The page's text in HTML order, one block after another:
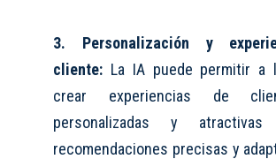
3. Personalización y
cliente: La IA puede permitir a
crear experiencias de
personalizadas y atractivas
recomendaciones precisas y